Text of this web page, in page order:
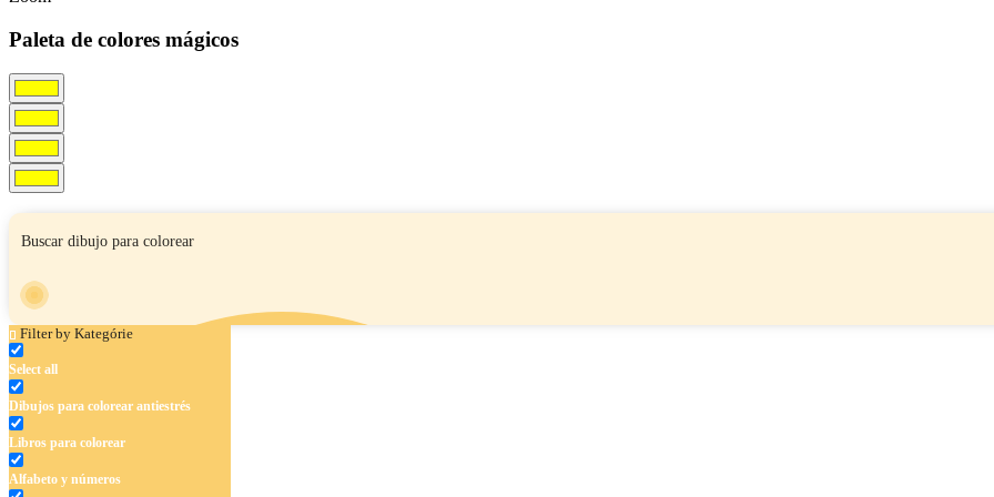
Paleta de colores mágicos
Filter by Kategórie
Select all
Dibujos para colorear antiestrés
Libros para colorear
Alfabeto y números